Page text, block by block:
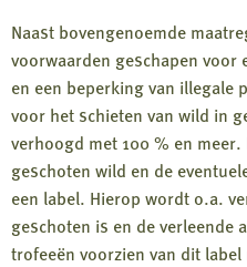
Naast bovengenoemde
voorwaarden geschapen voor
en een beperking van illegale
voor het schieten van wild in
verhoogd met 100 % en
geschoten wild en de
een label. Hierop wordt o.a.
geschoten is en de verleende
trofeeën voorzien van dit